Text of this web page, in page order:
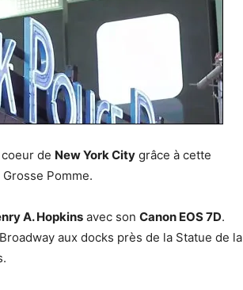
de New York City grâce à cette
Pomme.
A. Hopkins avec son Canon EOS 7D.
aux docks près de la Statue de la